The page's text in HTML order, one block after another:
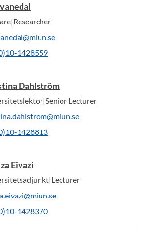
1428559
Dahlström
Lecturer
1428813
Eivazi
1428370